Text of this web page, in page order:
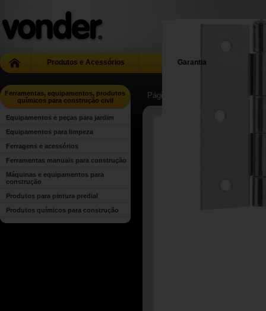
Produtos e Acessórios Garantia
Ferramentas, equipamentos, produtos
químicos para construção civil
Equipamentos e peças para jardim
Equipamentos para limpeza
Ferragens e acessórios
Ferramentas manuais para construção
Máquinas e equipamentos para
construção
Produtos para pintura predial
Produtos químicos para construção
Página Inicial |